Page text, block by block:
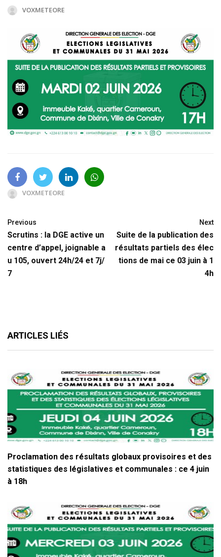
VOXMETEORE
VOXMETEORE
Previous
Scrutins : la DGE active un
centre d’appel, joignable a
u 105, ouvert 24h/24 et 7j/
7
Next
Suite de la publication des
résultats partiels des élec
tions de mai ce 03 juin à 1
4h
ARTICLES LIÉS
Proclamation des résultats globaux provisoires et des
statistiques des législatives et communales : ce 4 juin
à 18h